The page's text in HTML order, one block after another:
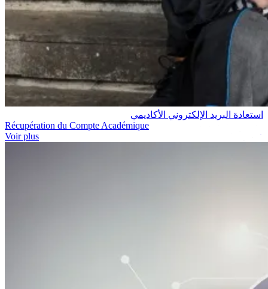
استعادة البريد الإلكتروني الأكاديمي
Récupération du Compte Académique
Voir plus